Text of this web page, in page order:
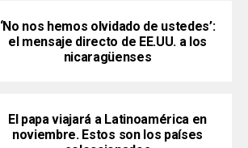
‘No nos hemos olvidado de ustedes’:
el mensaje directo de EE.UU. a los
nicaragüenses
El papa viajará a Latinoamérica en
noviembre. Estos son los países